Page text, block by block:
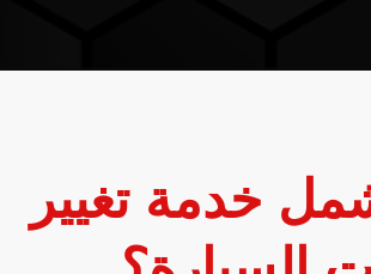
خدمة تغيير
السيارة؟